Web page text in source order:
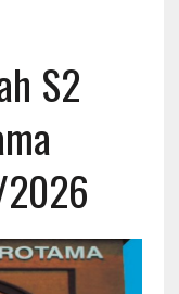
S2
2026